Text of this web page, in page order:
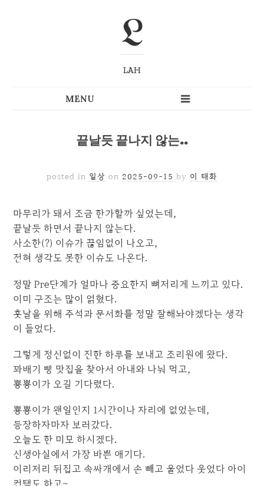
L
LAH
끝날듯 끝나지 않는..
posted in 일상 on 2025-09-15 by 이 태화
마무리가 돼서 조금 한가할까 싶었는데,
끝날듯 하면서 끝나지 않는다.
사소한(?) 이슈가 끊임없이 나오고,
전혀 생각도 못한 이슈도 나온다.
정말 Pre단계가 얼마나 중요한지 뼈저리게 느끼고 있다.
이미 구조는 많이 얽혔다.
훗날을 위해 주석과 문서화를 정말 잘해놔야겠다는 생각
이 들었다.
그렇게 정신없이 진한 하루를 보내고 조리원에 왔다.
꽈배기 빵 맛집을 찾아서 아내와 나눠 먹고,
뿅뿅이가 오길 기다렸다.
뿅뿅이가 왠일인지 1시간이나 자리에 없었는데,
등장하자마자 보러갔다.
오늘도 한 미모 하시겠다.
신생아실에서 가장 바쁜 애기다.
이리저리 뒤집고 속싸개에서 손 빼고 울었다 웃었다 아이
컨택도 하고~